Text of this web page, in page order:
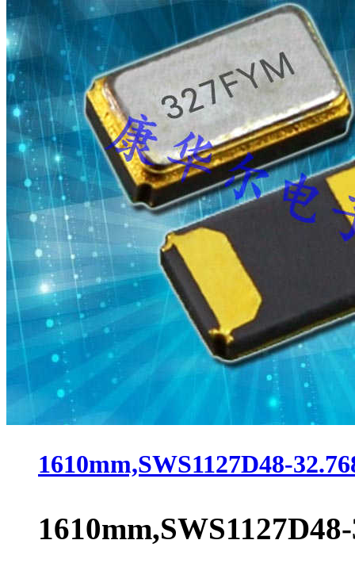
1610mm,SWS1127D48-